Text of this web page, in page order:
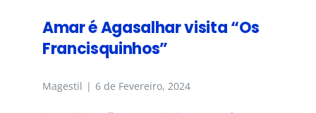
Amar é Agasalhar visita “Os
Francisquinhos”
Magestil | 6 de Fevereiro, 2024